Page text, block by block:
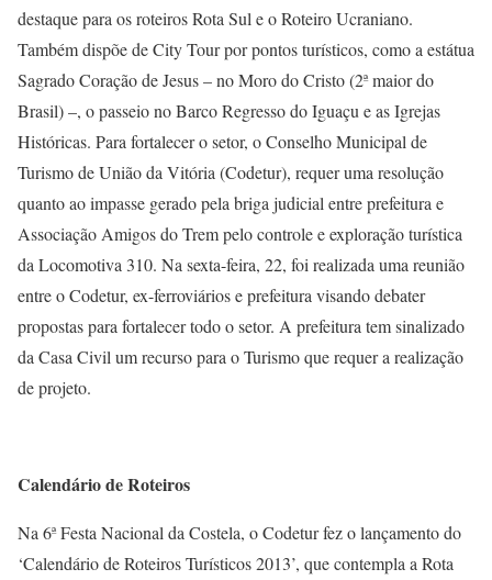
destaque para os roteiros Rota Sul e o Roteiro Ucraniano.
Também dispõe de City Tour por pontos turísticos, como a estátua
Sagrado Coração de Jesus – no Moro do Cristo (2ª maior do
Brasil) –, o passeio no Barco Regresso do Iguaçu e as Igrejas
Históricas. Para fortalecer o setor, o Conselho Municipal de
Turismo de União da Vitória (Codetur), requer uma resolução
quanto ao impasse gerado pela briga judicial entre prefeitura e
Associação Amigos do Trem pelo controle e exploração turística
da Locomotiva 310. Na sexta-feira, 22, foi realizada uma reunião
entre o Codetur, ex-ferroviários e prefeitura visando debater
propostas para fortalecer todo o setor. A prefeitura tem sinalizado
da Casa Civil um recurso para o Turismo que requer a realização
de projeto.
Calendário de Roteiros
Na 6ª Festa Nacional da Costela, o Codetur fez o lançamento do
‘Calendário de Roteiros Turísticos 2013’, que contempla a Rota